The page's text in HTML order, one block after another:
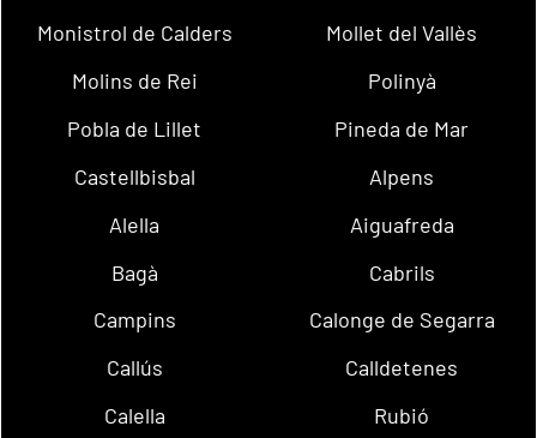
Monistrol de Calders
Mollet del Vallès
Molins de Rei
Polinyà
Pobla de Lillet
Pineda de Mar
Castellbisbal
Alpens
Alella
Aiguafreda
Bagà
Cabrils
Campins
Calonge de Segarra
Callús
Calldetenes
Calella
Rubió